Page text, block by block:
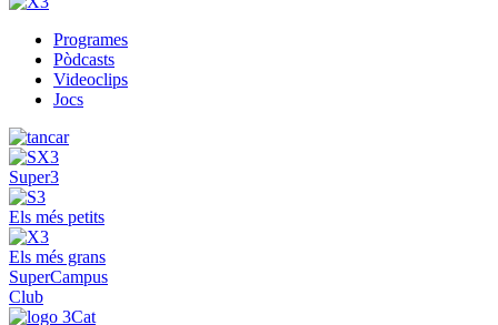
Programes
Pòdcasts
Videoclips
Jocs
Super3
Els més petits
Els més grans
SuperCampus
Club